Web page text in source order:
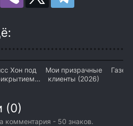
Хон под
Мои призрачные
клиенты (2026)
(0)
комментария - 50 знаков.